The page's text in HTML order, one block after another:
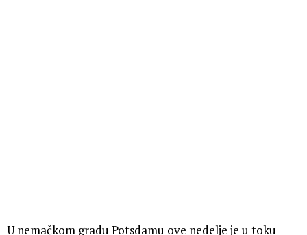
U nemačkom gradu Potsdamu ove nedelje je u toku